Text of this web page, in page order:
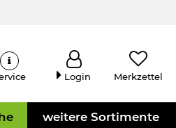
Login Merkzettel
weitere Sortimente